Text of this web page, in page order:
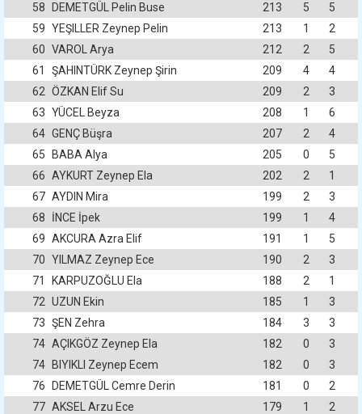
58
DEMETGÜL Pelin Buse 213 5
5
59 YEŞILLER Zeynep Pelin 213 1
2
60 VAROL Arya 212 2
5
61
ŞAHINTÜRK Zeynep Şirin 209 4
4
62 ÖZKAN Elif Su 209 2
3
63 YÜCEL Beyza 208 1
6
64 GENÇ Büşra 207 2
4
65
BABA Alya 205 0
5
66 AYKURT Zeynep Ela 202 2
1
67 AYDIN Mira 199 2
3
68
İNCE İpek 199 1
4
69 AKCURA Azra Elif 191 1
5
70 YILMAZ Zeynep Ece 190 2
3
71
KARPUZOĞLU Ela 188 2
1
72 UZUN Ekin 185 1
3
73 ŞEN Zehra 184 3
3
74 AÇIKGÖZ Zeynep Ela 182 0
3
74
BIYIKLI Zeynep Ecem 182 0
3
76
DEMETGÜL Cemre Derin 181 0
2
77 AKSEL Arzu Ece 179 1
2